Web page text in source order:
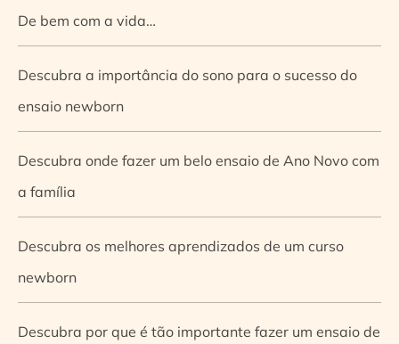
De bem com a vida…
Descubra a importância do sono para o sucesso do
ensaio newborn
Descubra onde fazer um belo ensaio de Ano Novo com
a família
Descubra os melhores aprendizados de um curso
newborn
Descubra por que é tão importante fazer um ensaio de